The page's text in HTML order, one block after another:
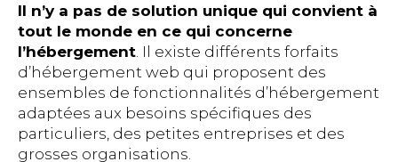
Il n’y a pas de solution unique qui convient à
tout le monde en ce qui concerne
l’hébergement. Il existe différents forfaits
d’hébergement web qui proposent des
ensembles de fonctionnalités d’hébergement
adaptées aux besoins spécifiques des
particuliers, des petites entreprises et des
grosses organisations.